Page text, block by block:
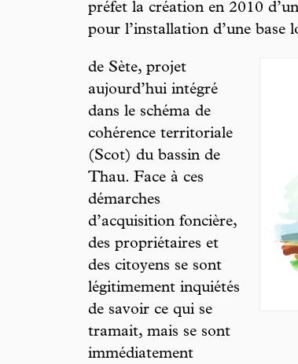
préfet la création en 2010
pour l’installation d’une
de Sète, projet
aujourd’hui intégré
dans le schéma de
cohérence territoriale
(Scot) du bassin de
Thau. Face à ces
démarches
d’acquisition foncière,
des propriétaires et
des citoyens se sont
légitimement inquiétés
de savoir ce qui se
tramait, mais se sont
immédiatement